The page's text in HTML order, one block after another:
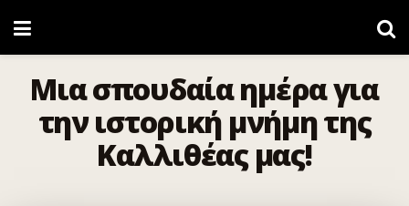
Μια σπουδαία ημέρα για
την ιστορική μνήμη της
Καλλιθέας μας!